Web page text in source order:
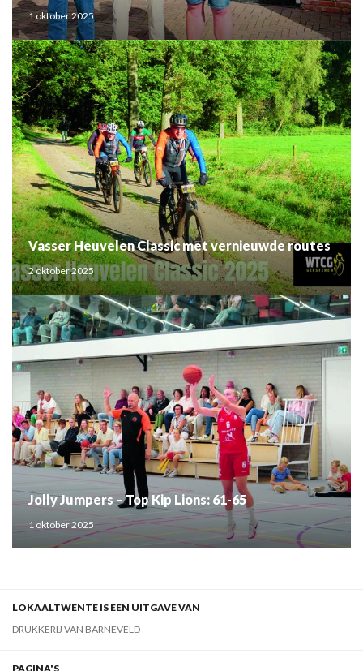
1 oktober 2025
Vasser Heuvelen Classic met vernieuwde routes
2 oktober 2025
Jolly Jumpers – Top Kip Lions: 61-65
1 oktober 2025
LOKAALTWENTE IS EEN UITGAVE VAN
DRUKKERIJ VAN BARNEVELD
PAGINA'S